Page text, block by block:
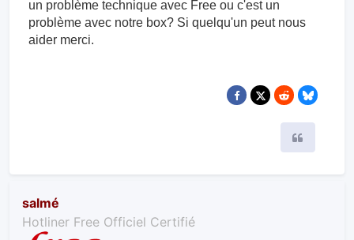
un problème technique avec Free ou c'est un
problème avec notre box? Si quelqu'un peut nous
aider merci.
salmé
Hotliner Free Officiel Certifié